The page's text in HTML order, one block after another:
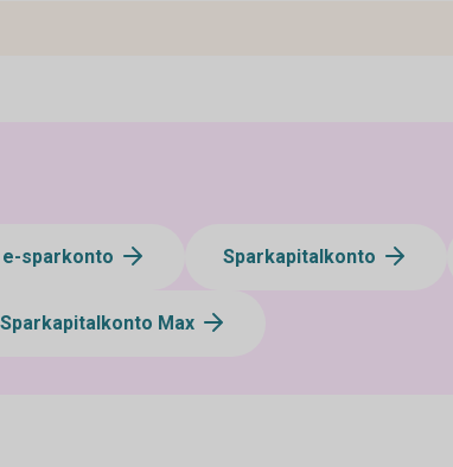
e-sparkonto Sparkapitalkonto
Sparkapitalkonto Max